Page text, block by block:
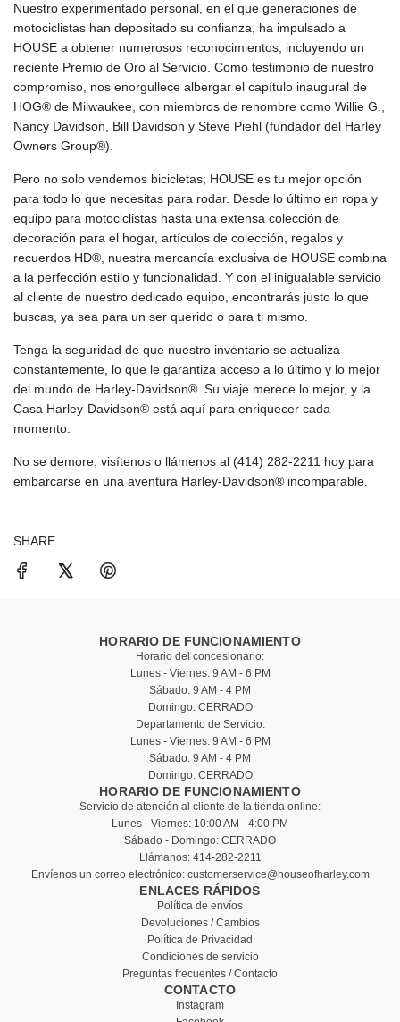
Nuestro experimentado personal, en el que generaciones de
motociclistas han depositado su confianza, ha impulsado a
HOUSE a obtener numerosos reconocimientos, incluyendo un
reciente Premio de Oro al Servicio. Como testimonio de nuestro
compromiso, nos enorgullece albergar el capítulo inaugural de
HOG® de Milwaukee, con miembros de renombre como Willie G.,
Nancy Davidson, Bill Davidson y Steve Piehl (fundador del Harley
Owners Group®).
Pero no solo vendemos bicicletas; HOUSE es tu mejor opción
para todo lo que necesitas para rodar. Desde lo último en ropa y
equipo para motociclistas hasta una extensa colección de
decoración para el hogar, artículos de colección, regalos y
recuerdos HD®, nuestra mercancía exclusiva de HOUSE combina
a la perfección estilo y funcionalidad. Y con el inigualable servicio
al cliente de nuestro dedicado equipo, encontrarás justo lo que
buscas, ya sea para un ser querido o para ti mismo.
Tenga la seguridad de que nuestro inventario se actualiza
constantemente, lo que le garantiza acceso a lo último y lo mejor
del mundo de Harley-Davidson®. Su viaje merece lo mejor, y la
Casa Harley-Davidson® está aquí para enriquecer cada
momento.
No se demore; visítenos o llámenos al (414) 282-2211 hoy para
embarcarse en una aventura Harley-Davidson® incomparable.
SHARE
HORARIO DE FUNCIONAMIENTO
Horario del concesionario:
Lunes - Viernes: 9 AM - 6 PM
Sábado: 9 AM - 4 PM
Domingo: CERRADO
Departamento de Servicio:
Lunes - Viernes: 9 AM - 6 PM
Sábado: 9 AM - 4 PM
Domingo: CERRADO
HORARIO DE FUNCIONAMIENTO
Servicio de atención al cliente de la tienda online:
Lunes - Viernes: 10:00 AM - 4:00 PM
Sábado - Domingo: CERRADO
Llámanos: 414-282-2211
Envíenos un correo electrónico: customerservice@houseofharley.com
ENLACES RÁPIDOS
Política de envíos
Devoluciones / Cambios
Política de Privacidad
Condiciones de servicio
Preguntas frecuentes / Contacto
CONTACTO
Instagram